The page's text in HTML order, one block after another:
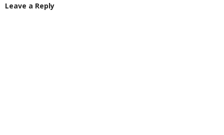
Leave a Reply